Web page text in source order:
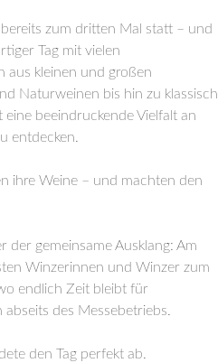
zum dritten Mal statt – und
Tag mit vielen
aus kleinen und großen
Naturweinen bis hin zu klassisch
beeindruckende Vielfalt an
entdecken.
ihre Weine – und machten den
der gemeinsame Ausklang: Am
Winzerinnen und Winzer zum
endlich Zeit bleibt für
des Messebetriebs.
den Tag perfekt ab.